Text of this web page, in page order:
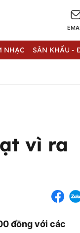
NHẠC SÂN KHẤU -
vì ra
đồng với các